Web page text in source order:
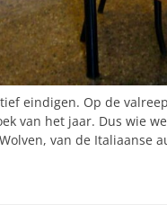
eindigen. Op de
van het jaar. Dus wie
van de Italiaanse